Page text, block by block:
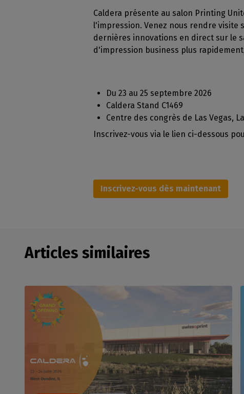
Modules CalderaRIP
Découvrez les modules
CalderaRIP et leurs nombreux
avantages
Votre solution d'API REST
DTF - RIP DTG
Caldera
Garment
RIP pour l'impression DTG
Décoration
Impression multi-
Impression
OS
Vérifiez la
Caldera présente au salon Printing
l'impression. Venez nous rendre
dernières innovations en direct sur le
d'impression business plus
Du 23 au 25 septembre 2026
Caldera Stand C1469
Centre des congrès de Las Vegas,
Inscrivez-vous via le lien ci-dessous
Inscrivez-vous dès maintenant
Articles similaires